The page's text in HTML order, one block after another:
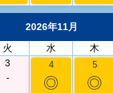
2026年11月
火 水 木
3
-
4
◎
5
◎